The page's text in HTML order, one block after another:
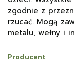
zgodnie z
rzucać. Mogą
metalu, wełny i
Producent